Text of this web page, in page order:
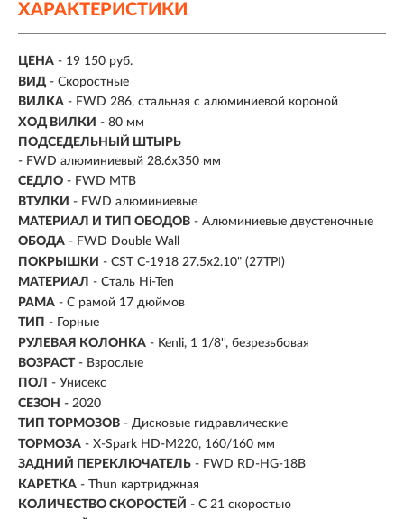
ХАРАКТЕРИСТИКИ
ЦЕНА - 19 150 руб.
ВИД - Скоростные
ВИЛКА - FWD 286, стальная с алюминиевой короной
ХОД ВИЛКИ - 80 мм
ПОДСЕДЕЛЬНЫЙ ШТЫРЬ
- FWD алюминиевый 28.6x350 мм
СЕДЛО - FWD MTB
ВТУЛКИ - FWD алюминиевые
МАТЕРИАЛ И ТИП ОБОДОВ - Алюминиевые двустеночные
ОБОДА - FWD Double Wall
ПОКРЫШКИ - CST C-1918 27.5x2.10" (27TPI)
МАТЕРИАЛ - Сталь Hi-Ten
РАМА - С рамой 17 дюймов
ТИП -
Горные
РУЛЕВАЯ КОЛОНКА - Kenli, 1 1/8'', безрезьбовая
ВОЗРАСТ - Взрослые
ПОЛ - Унисекс
СЕЗОН - 2020
ТИП ТОРМОЗОВ - Дисковые гидравлические
ТОРМОЗА - X-Spark HD-M220, 160/160 мм
ЗАДНИЙ ПЕРЕКЛЮЧАТЕЛЬ - FWD RD-HG-18B
КАРЕТКА - Thun картриджная
КОЛИЧЕСТВО СКОРОСТЕЙ - С 21 скоростью